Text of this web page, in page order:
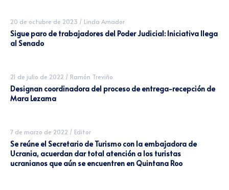
20 de octubre de 2023 / Linda Amador
Sigue paro de trabajadores del Poder Judicial: Iniciativa llega
al Senado
21 de julio de 2022 / Ramón Treviño
Designan coordinadora del proceso de entrega-recepción de
Mara Lezama
7 de marzo de 2022 / Editor
Se reúne el Secretario de Turismo con la embajadora de
Ucrania, acuerdan dar total atención a los turistas
ucranianos que aún se encuentren en Quintana Roo